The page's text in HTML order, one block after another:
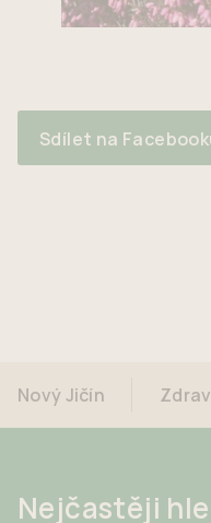
Sdílet na
Nový Jičín
Nejčastěji